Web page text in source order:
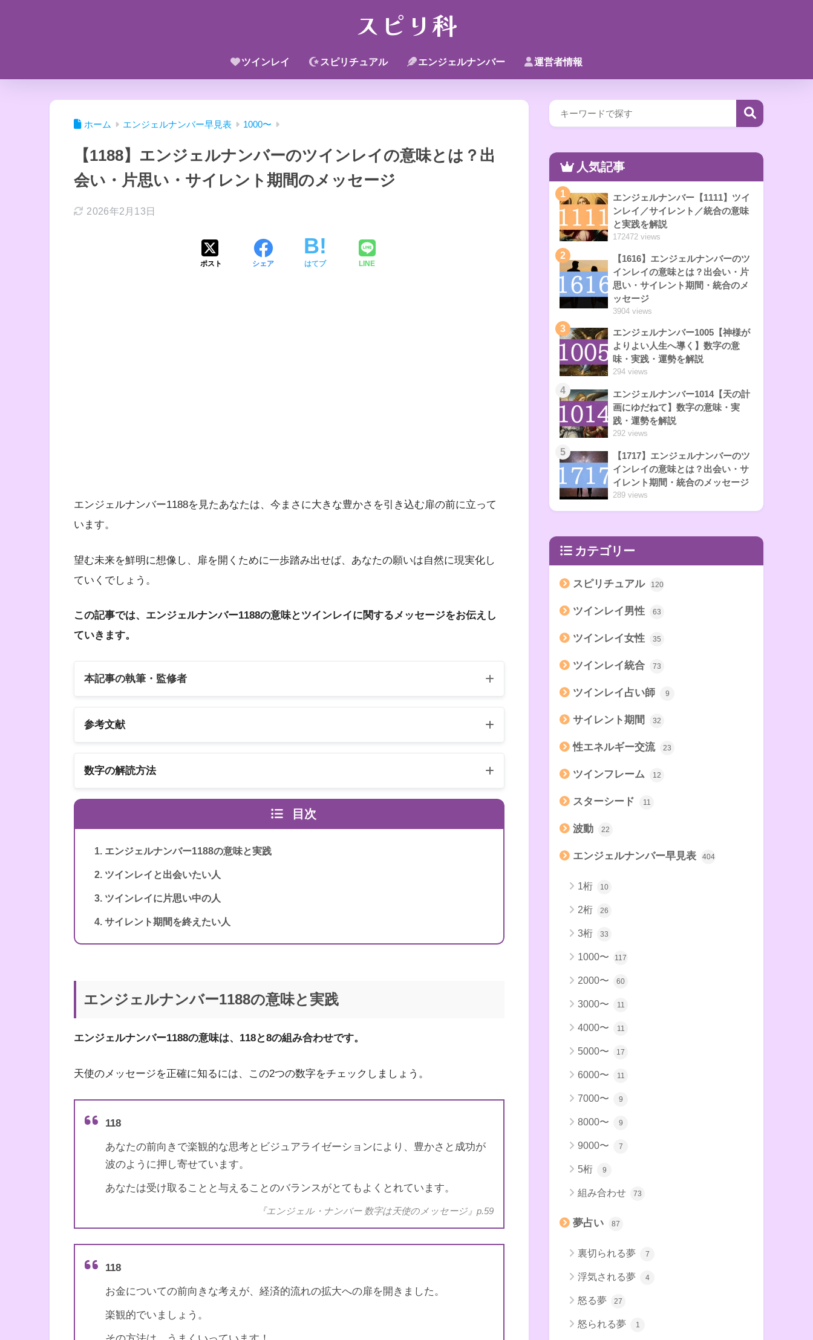
スピリ科
ツインレイ スピリチュアル エンジェルナンバー 運営者情報
ホーム エンジェルナンバー早見表 1000〜
【1188】エンジェルナンバーのツインレイの意味とは？出
会い・片思い・サイレント期間のメッセージ
2026年2月13日
ポスト シェア はてブ LINE
エンジェルナンバー1188を見たあなたは、今まさに大きな豊かさを引き込む扉の前に立って
います。
望む未来を鮮明に想像し、扉を開くために一歩踏み出せば、あなたの願いは自然に現実化し
ていくでしょう。
この記事では、エンジェルナンバー1188の意味とツインレイに関するメッセージをお伝えし
ていきます。
本記事の執筆・監修者
参考文献
書籍名 エンジェル・ナンバー 数字は天使のメッセージ
著者 ドリーン・バーチュー、リネット・ブラウン
訳者 牧野・M・美枝
出版年 2007年1月
著者
訳者 奥野節子
数字の解読方法
エンジェルナンバーの解読方法は桁ごとに異なります
5桁のエンジェルナンバー
目次
エンジェルナンバー1188の意味と実践
ツインレイと出会いたい人
ツインレイに片思い中の人
サイレント期間を終えたい人
エンジェルナンバー1188の意味と実践
エンジェルナンバー1188の意味は、118と8の組み合わせです。
天使のメッセージを正確に知るには、この2つの数字をチェックしましょう。
118
あなたの前向きで楽観的な思考とビジュアライゼーションにより、豊かさと成功が
波のように押し寄せています。
あなたは受け取ることと与えることのバランスがとてもよくとれています。
『エンジェル・ナンバー 数字は天使のメッセージ』p.59
118
お金についての前向きな考えが、経済的流れの拡大への扉を開きました。
楽観的でいましょう。
人気記事
1
エンジェルナンバー【1111】ツイ
ンレイ／サイレント／統合の意味
と実践を解説
172472 views
2
【1616】エンジェルナンバーのツ
インレイの意味とは？出会い・片
思い・サイレント期間・統合のメ
ッセージ
3904 views
3
エンジェルナンバー1005【神様が
よりよい人生へ導く】数字の意
味・実践・運勢を解説
294 views
4
エンジェルナンバー1014【天の計
画にゆだねて】数字の意味・実
践・運勢を解説
292 views
5
【1717】エンジェルナンバーのツ
インレイの意味とは？出会い・サ
イレント期間・統合のメッセージ
289 views
カテゴリー
スピリチュアル 120
ツインレイ男性 63
ツインレイ女性 35
ツインレイ統合 73
ツインレイ占い師 9
サイレント期間 32
性エネルギー交流 23
ツインフレーム 12
スターシード 11
波動 22
エンジェルナンバー早見表 404
1桁 10
2桁 26
3桁 33
1000〜 117
2000〜 60
3000〜 11
4000〜 11
5000〜 17
6000〜 11
7000〜 9
8000〜 9
9000〜 7
5桁 9
組み合わせ 73
夢占い 87
裏切られる夢 7
浮気される夢 4
怒る夢 27
怒られる夢 1